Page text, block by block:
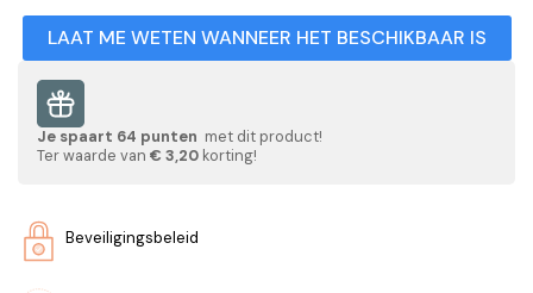
LAAT ME WETEN WANNEER HET BESCHIKBAAR IS
Je spaart 64 punten met dit product!
Ter waarde van € 3,20 korting!
Beveiligingsbeleid